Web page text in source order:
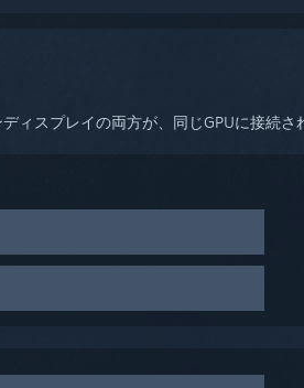
スプレイの両方が、同じGPUに接続さ